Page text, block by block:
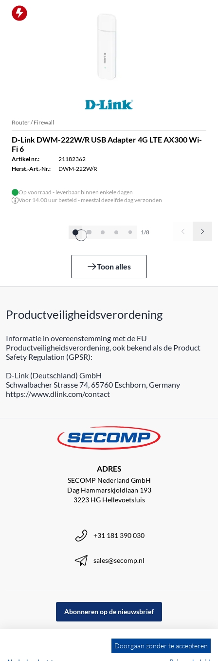
Router / Firewall
D-Link DWM-222W/R USB Adapter 4G LTE AX300 Wi-
Fi 6
Artikel nr.:
21182362
Herst.-Art.-Nr.:
DWM-222W/R
Op voorraad - leverbaar binnen enkele dagen
Voor 14.00 uur besteld - meestal dezelfde dag verzonden
1/8
Toon alles
Productveiligheidsverordening
Informatie in overeenstemming met de EU
Productveiligheidsverordening, ook bekend als de Product
Safety Regulation (GPSR):
D-Link (Deutschland) GmbH
Schwalbacher Strasse 74, 65760 Eschborn, Germany
https://www.dlink.com/contact
ADRES
SECOMP Nederland GmbH
Dag Hammarskjöldlaan 193
3223 HG Hellevoetsluis
+31 181 390 030
sales@secomp.nl
Abonneren op de nieuwsbrief
Doorgaan zonder te accepteren